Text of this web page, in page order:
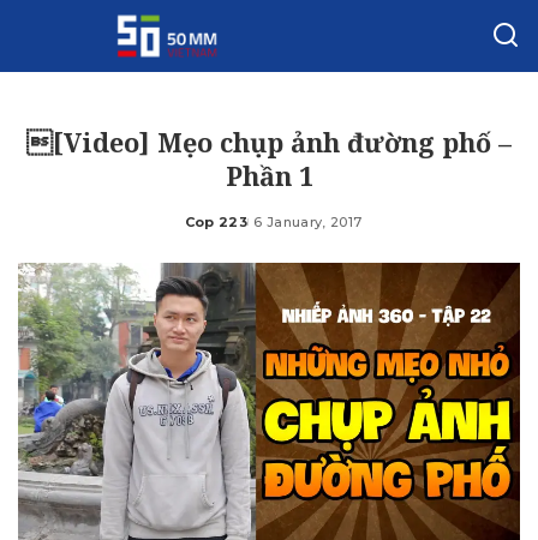
[Video] Mẹo chụp ảnh đường phố –
Phần 1
Posted
Cop 223 6 January, 2017